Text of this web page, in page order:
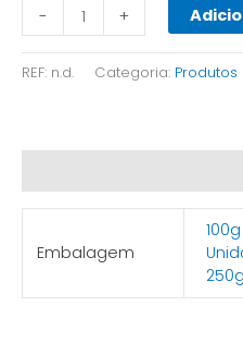
- +
REF: n.d. Categoria: Produtos
Embalagem